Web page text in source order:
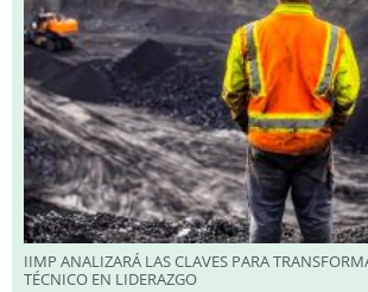
IIMP ANALIZARÁ LAS CLAVES PARA
TÉCNICO EN LIDERAZGO